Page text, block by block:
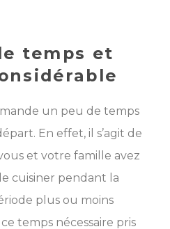
temps et
un peu de temps
En effet, il s’agit de
et votre famille avez
cuisiner pendant la
plus ou moins
temps nécessaire pris